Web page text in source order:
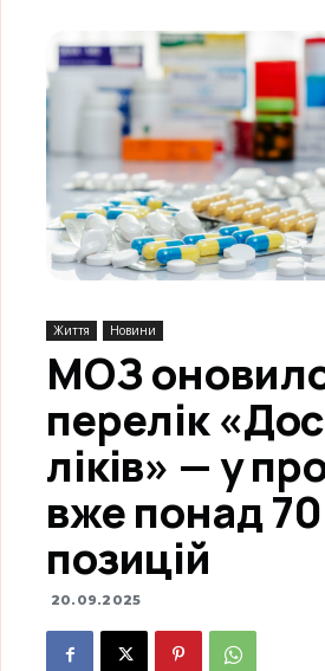
Життя Новини
МОЗ
перелік
ліків» — у
вже понад
позицій
20.09.2025